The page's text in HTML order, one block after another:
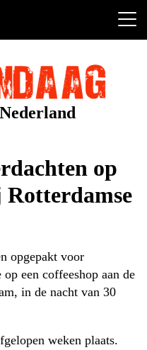
op
opgepakt voor
een coffeeshop aan de
in de nacht van 30
weken plaats.